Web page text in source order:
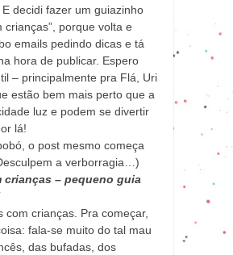
decidi fazer um guiazinho
crianças”, porque volta e
emails pedindo dicas e tá
hora de publicar. Espero
– principalmente pra Flá, Uri
estão bem mais perto que a
luz e podem se divertir
lá!
o post mesmo começa
a verborragia…)
crianças – pequeno guia
com crianças. Pra começar,
fala-se muito do tal mau
das bufadas, dos